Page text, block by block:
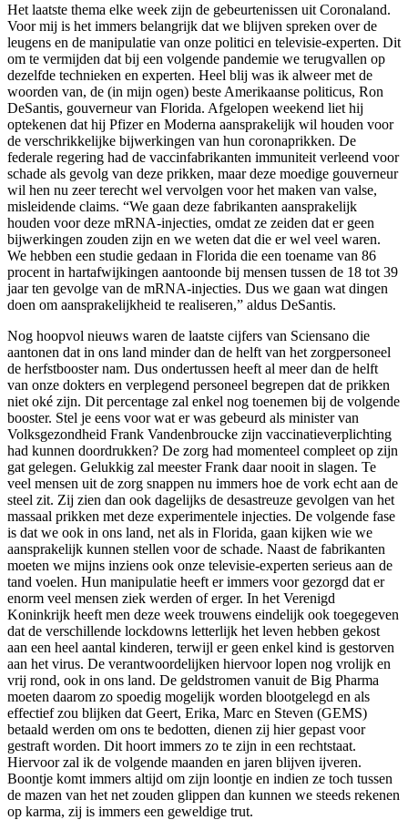
Het laatste thema elke week zijn de gebeurtenissen uit Coronaland.
Voor mij is het immers belangrijk dat we blijven spreken over de
leugens en de manipulatie van onze politici en televisie-experten. Dit
om te vermijden dat bij een volgende pandemie we terugvallen op
dezelfde technieken en experten. Heel blij was ik alweer met de
woorden van, de (in mijn ogen) beste Amerikaanse politicus, Ron
DeSantis, gouverneur van Florida. Afgelopen weekend liet hij
optekenen dat hij Pfizer en Moderna aansprakelijk wil houden voor
de verschrikkelijke bijwerkingen van hun coronaprikken. De
federale regering had de vaccinfabrikanten immuniteit verleend voor
schade als gevolg van deze prikken, maar deze moedige gouverneur
wil hen nu zeer terecht wel vervolgen voor het maken van valse,
misleidende claims. “We gaan deze fabrikanten aansprakelijk
houden voor deze mRNA-injecties, omdat ze zeiden dat er geen
bijwerkingen zouden zijn en we weten dat die er wel veel waren.
We hebben een studie gedaan in Florida die een toename van 86
procent in hartafwijkingen aantoonde bij mensen tussen de 18 tot 39
jaar ten gevolge van de mRNA-injecties. Dus we gaan wat dingen
doen om aansprakelijkheid te realiseren,” aldus DeSantis.
Nog hoopvol nieuws waren de laatste cijfers van Sciensano die
aantonen dat in ons land minder dan de helft van het zorgpersoneel
de herfstbooster nam. Dus ondertussen heeft al meer dan de helft
van onze dokters en verplegend personeel begrepen dat de prikken
niet oké zijn. Dit percentage zal enkel nog toenemen bij de volgende
booster. Stel je eens voor wat er was gebeurd als minister van
Volksgezondheid Frank Vandenbroucke zijn vaccinatieverplichting
had kunnen doordrukken? De zorg had momenteel compleet op zijn
gat gelegen. Gelukkig zal meester Frank daar nooit in slagen. Te
veel mensen uit de zorg snappen nu immers hoe de vork echt aan de
steel zit. Zij zien dan ook dagelijks de desastreuze gevolgen van het
massaal prikken met deze experimentele injecties. De volgende fase
is dat we ook in ons land, net als in Florida, gaan kijken wie we
aansprakelijk kunnen stellen voor de schade. Naast de fabrikanten
moeten we mijns inziens ook onze televisie-experten serieus aan de
tand voelen. Hun manipulatie heeft er immers voor gezorgd dat er
enorm veel mensen ziek werden of erger. In het Verenigd
Koninkrijk heeft men deze week trouwens eindelijk ook toegegeven
dat de verschillende lockdowns letterlijk het leven hebben gekost
aan een heel aantal kinderen, terwijl er geen enkel kind is gestorven
aan het virus. De verantwoordelijken hiervoor lopen nog vrolijk en
vrij rond, ook in ons land. De geldstromen vanuit de Big Pharma
moeten daarom zo spoedig mogelijk worden blootgelegd en als
effectief zou blijken dat Geert, Erika, Marc en Steven (GEMS)
betaald werden om ons te bedotten, dienen zij hier gepast voor
gestraft worden. Dit hoort immers zo te zijn in een rechtstaat.
Hiervoor zal ik de volgende maanden en jaren blijven ijveren.
Boontje komt immers altijd om zijn loontje en indien ze toch tussen
de mazen van het net zouden glippen dan kunnen we steeds rekenen
op karma, zij is immers een geweldige trut.